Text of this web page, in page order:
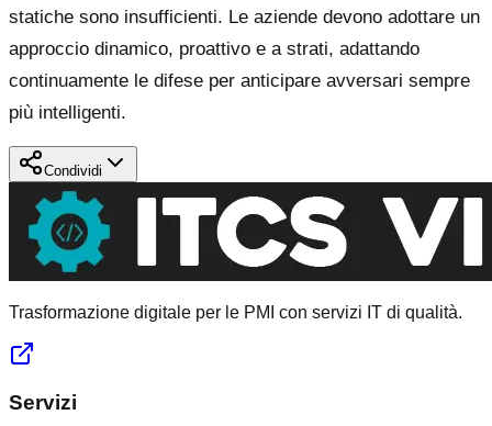
statiche sono insufficienti. Le aziende devono adottare un
approccio dinamico, proattivo e a strati, adattando
continuamente le difese per anticipare avversari sempre
più intelligenti.
Condividi
Trasformazione digitale per le PMI con servizi IT di qualità.
Servizi